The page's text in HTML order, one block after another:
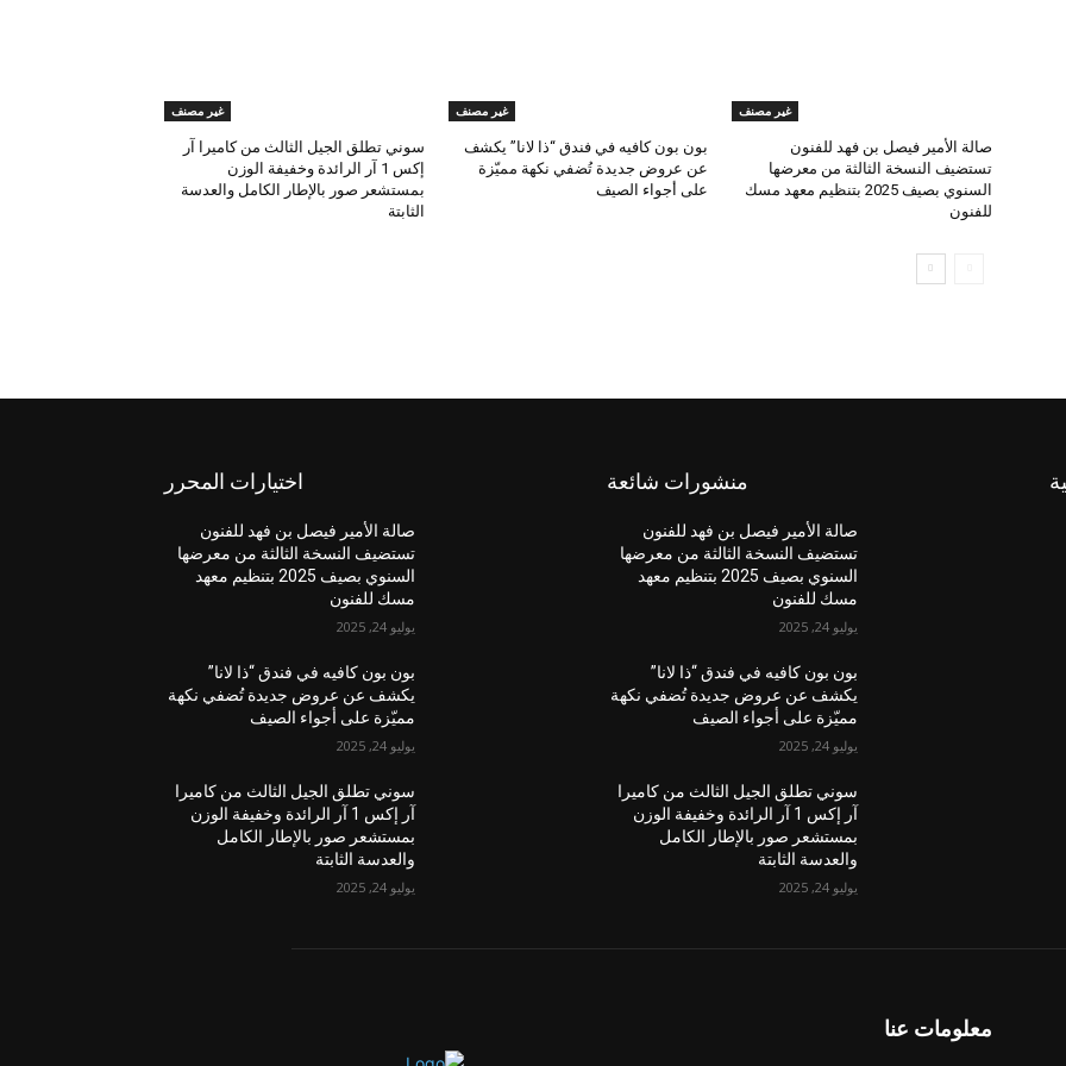
غير مصنف
صالة الأمير فيصل بن فهد للفنون
تستضيف النسخة الثالثة من معرضها
السنوي بصيف 2025 بتنظيم معهد مسك
للفنون
غير مصنف
بون بون كافيه في فندق “ذا لانا” يكشف
عن عروض جديدة تُضفي نكهة مميّزة
على أجواء الصيف
غير مصنف
سوني تطلق الجيل الثالث من كاميرا آر
إكس 1 آر الرائدة وخفيفة الوزن
بمستشعر صور بالإطار الكامل والعدسة
الثابتة
اختيارات المحرر
صالة الأمير فيصل بن فهد للفنون
تستضيف النسخة الثالثة من معرضها
السنوي بصيف 2025 بتنظيم معهد
مسك للفنون
يوليو 24, 2025
بون بون كافيه في فندق “ذا لانا”
يكشف عن عروض جديدة تُضفي نكهة
مميّزة على أجواء الصيف
يوليو 24, 2025
سوني تطلق الجيل الثالث من كاميرا
آر إكس 1 آر الرائدة وخفيفة الوزن
بمستشعر صور بالإطار الكامل
والعدسة الثابتة
يوليو 24, 2025
منشورات شائعة
صالة الأمير فيصل بن فهد للفنون
تستضيف النسخة الثالثة من معرضها
السنوي بصيف 2025 بتنظيم معهد
مسك للفنون
يوليو 24, 2025
بون بون كافيه في فندق “ذا لانا”
يكشف عن عروض جديدة تُضفي نكهة
مميّزة على أجواء الصيف
يوليو 24, 2025
سوني تطلق الجيل الثالث من كاميرا
آر إكس 1 آر الرائدة وخفيفة الوزن
بمستشعر صور بالإطار الكامل
والعدسة الثابتة
يوليو 24, 2025
معلومات عنا